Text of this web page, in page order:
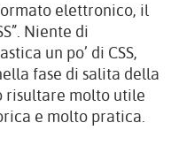
elettronico, il
Niente di
un po’ di CSS,
fase di salita della
risultare molto utile
e molto pratica.